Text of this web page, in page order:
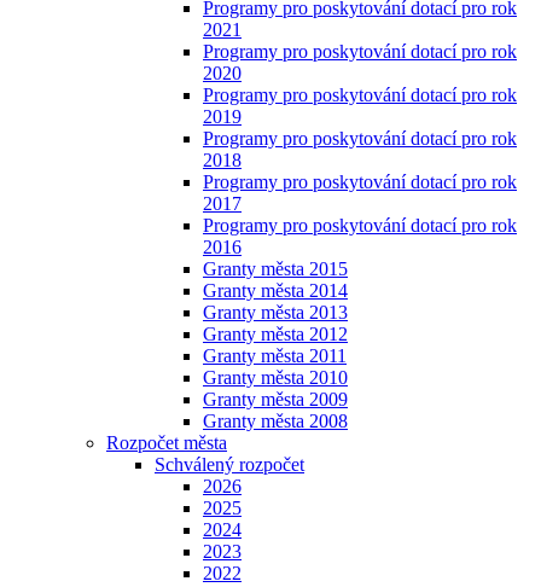
Programy pro poskytování dotací pro rok
2021
Programy pro poskytování dotací pro rok
2020
Programy pro poskytování dotací pro rok
2019
Programy pro poskytování dotací pro rok
2018
Programy pro poskytování dotací pro rok
2017
Programy pro poskytování dotací pro rok
2016
Granty města 2015
Granty města 2014
Granty města 2013
Granty města 2012
Granty města 2011
Granty města 2010
Granty města 2009
Granty města 2008
Rozpočet města
Schválený rozpočet
2026
2025
2024
2023
2022